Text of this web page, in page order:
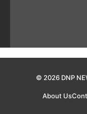
© 2026 DNP
About Us